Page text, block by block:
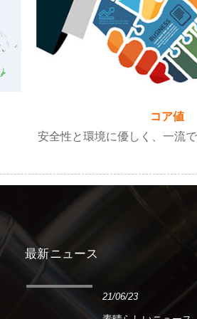
コア値
安全性と環境に優しく、一流
最新ニュース
21/06/23